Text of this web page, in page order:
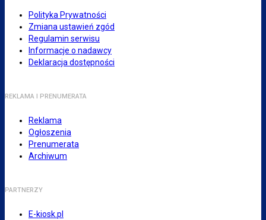
Polityka Prywatności
Zmiana ustawień zgód
Regulamin serwisu
Informacje o nadawcy
Deklaracja dostępności
REKLAMA I PRENUMERATA
Reklama
Ogłoszenia
Prenumerata
Archiwum
PARTNERZY
E-kiosk.pl